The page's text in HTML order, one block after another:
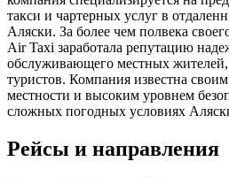
такси и чартерных услуг в
Аляски. За более чем полвека
Air Taxi заработала репутацию
обслуживающего местных
туристов. Компания известна
местности и высоким уровнем
сложных погодных условиях
Рейсы и направления